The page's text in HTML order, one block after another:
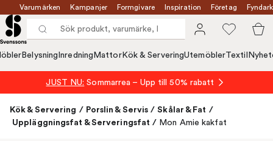
Varumärken Kampanjer Formgivare Inspiration Företag
Belysning Inredning MattorKök & ServeringUtemöblerTextil
JUST NU: Sommarrea – Upp till 50% rabatt
Kök & Servering / Porslin & Servis / Skålar & Fat /
Uppläggningsfat & Serveringsfat / Mon Amie kakfat